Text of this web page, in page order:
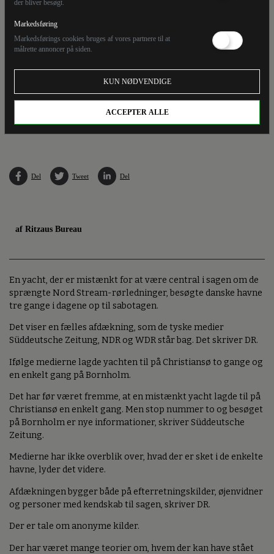
der bliver besøgt.
Markedsføring
Markedsførings cookies bruges af vores partnere til at
målrette annoncer på siden.
KUN NØDVENDIGE
ACCEPTER ALLE
Det var henholdsvis 26. og 27. september sidste år, at det blev opdaget, at der var gået
hul på Nord Stream-gasrørledningerne. (Arkivfoto).
Del Tweet Del
af Ritzaus Bureau
En yacht, der er mistænkt for at være central i sagen om de
sprængte Nord Stream-rørledninger, besøgte danske havne
tre gange i dagene op til sabotagen.
Det viser en fælles afdækning, som de tyske medier
Süddeutsche Zeitung, NDR og WDR står bag. Det skriver DR.
Ifølge medierne lagde yachten til på Christiansø to gange og
en enkelt gang på Bornholm.
Det har før været fremme, at en mistænkt yacht lagde til på
Christiansø en enkelt gang. Men stop nummer to og besøget
på Bornholm er nye informationer, skriver Süddeutsche
Zeitung.
Medierne har ikke overblik over, hvad der er sket i de enkelte
havne, lyder det videre.
Afdækningen bygger både på efterretningskilder, øjenvidner
og personer med kendskab til sagen, skriver DR.
Der er tale om anonyme kilder.
Der har været mange teorier om, hvem der kan have stået